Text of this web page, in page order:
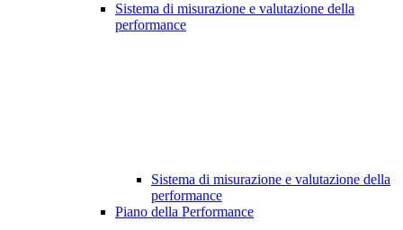
Sistema di misurazione e valutazione della
performance
Sistema di misurazione e valutazione della
performance
Piano della Performance